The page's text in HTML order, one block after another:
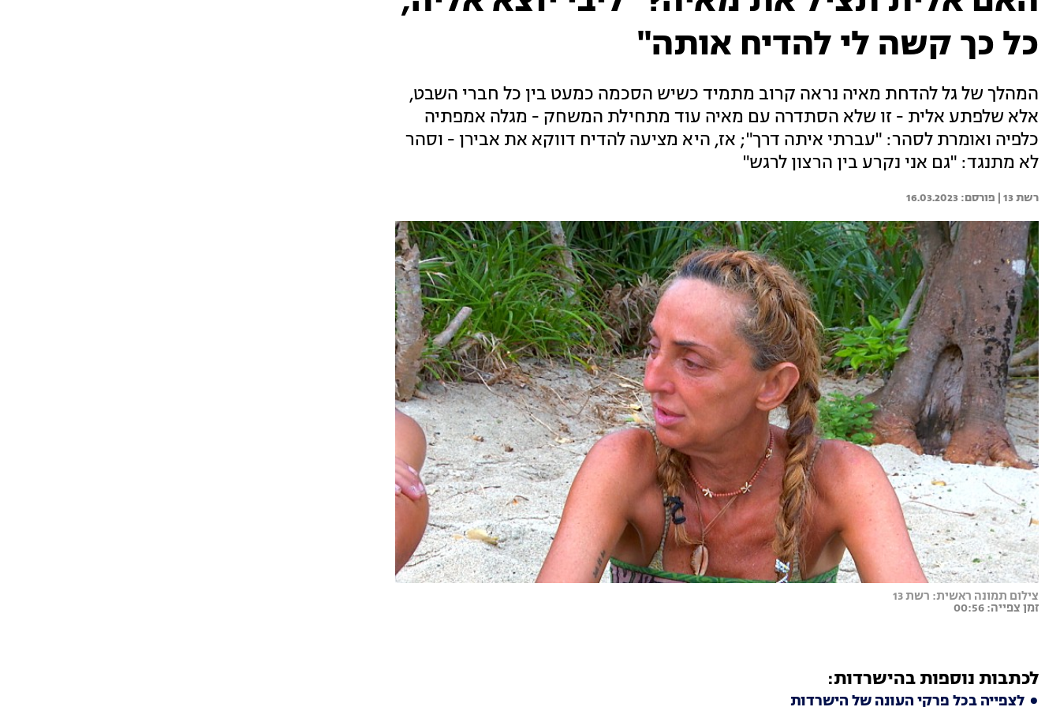
כל כך קשה לי להדיח אותה"
המהלך של גל להדחת מאיה נראה קרוב מתמיד כשיש הסכמה כמעט בין כל חברי השבט,
אלא שלפתע אלית - זו שלא הסתדרה עם מאיה עוד מתחילת המשחק - מגלה אמפתיה
כלפיה ואומרת לסהר: "עברתי איתה דרך"; אז, היא מציעה להדיח דווקא את אבירן - וסהר
לא מתנגד: "גם אני נקרע בין הרצון לרגש"
רשת 13 | 16.03.2023
צילום תמונה ראשית: רשת 13
זמן צפייה: 00:56
לכתבות נוספות בהישרדות:
לצפייה בכל פרקי העונה של הישרדות